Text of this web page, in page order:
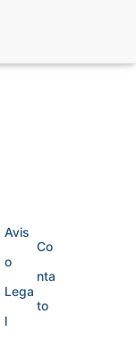
Avis
o
Lega
l
Co
nta
to